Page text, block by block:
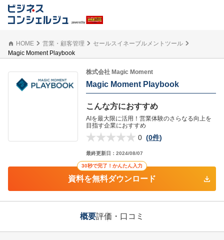
HOME 営業・顧客管理
セールスイネーブルメントツール
Magic Moment Playbook
株式会社 Magic Moment
Magic Moment Playbook
こんな方におすすめ
AIを最大限に活用！営業体験のさらなる向上を
目指す企業におすすめ
0 (0件)
最終更新日： 2024/08/07
30秒で完了！かんたん入力
資料を無料ダウンロード
概要評価・口コミ